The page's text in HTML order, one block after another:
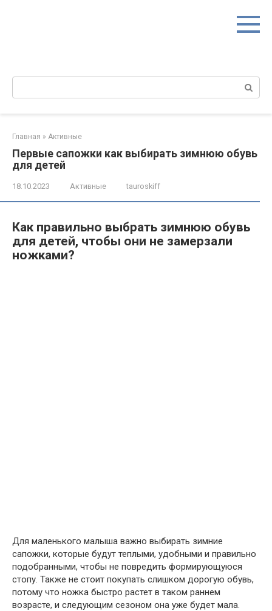
Поиск:
Главная » Активные
Первые сапожки как выбирать зимнюю обувь
для детей
18.10.2023 Активные tauroskiff
Как правильно выбрать зимнюю обувь
для детей, чтобы они не замерзали
ножками?
Для маленького малыша важно выбирать зимние
сапожки, которые будут теплыми, удобными и правильно
подобранными, чтобы не повредить формирующуюся
стопу. Также не стоит покупать слишком дорогую обувь,
потому что ножка быстро растет в таком раннем
возрасте, и следующим сезоном она уже будет мала.